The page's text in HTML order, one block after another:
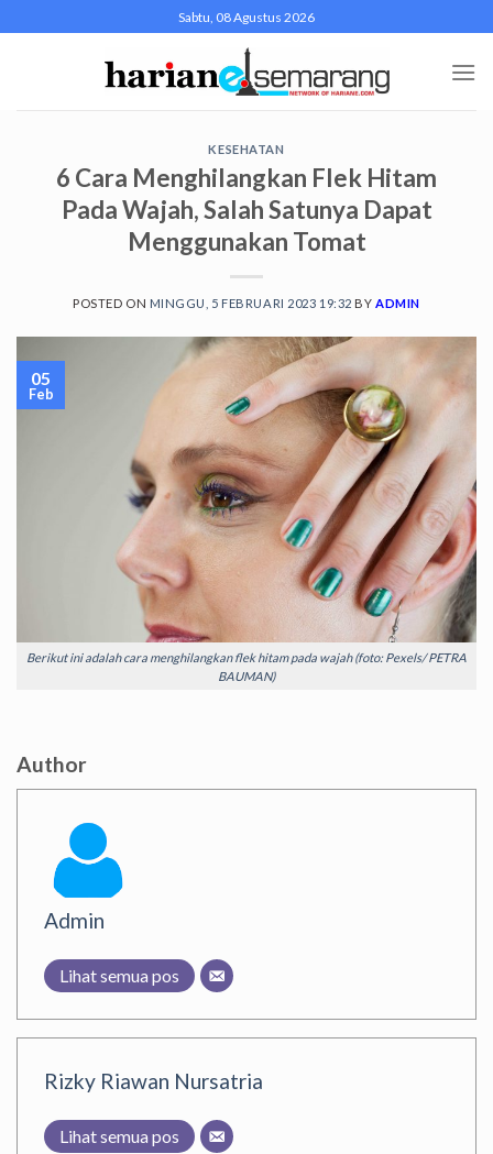
to
Sabtu, 08 Agustus 2026
KESEHATAN
6 Cara Menghilangkan Flek Hitam
Pada Wajah, Salah Satunya Dapat
Menggunakan Tomat
POSTED ON MINGGU, 5 FEBRUARI 2023 19:32 BY ADMIN
Berikut ini adalah cara menghilangkan flek hitam pada wajah (foto: Pexels/ PETRA
BAUMAN)
05
Feb
Author
Admin
Lihat semua pos
Rizky Riawan Nursatria
Lihat semua pos